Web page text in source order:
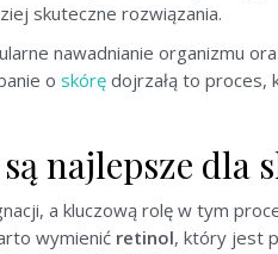
skuteczne rozwiązania.
nawadnianie organizmu
o skórę dojrzałą to proces,
najlepsze dla
a kluczową rolę w tym
wymienić retinol, który jest